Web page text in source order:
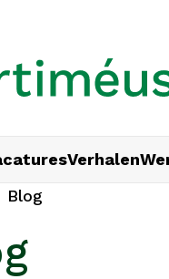
Verhalen
Blog